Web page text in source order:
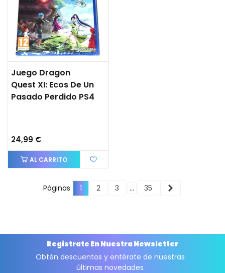
Juego Dragon
Quest XI: Ecos De Un
Pasado Perdido PS4
24,99 €
AL CARRITO
Páginas 1 2 3 … 35
Registrate En Nuestra Newsletter
Obtén descuentos y entérate de nuestras
últimas novedades